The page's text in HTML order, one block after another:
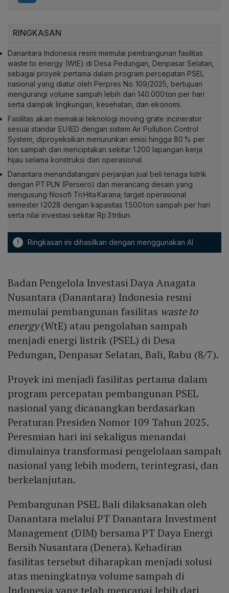
RINGKASAN
Danantara Indonesia resmi memulai pembangunan fasilitas
waste to energy (WtE) di Desa Pedungan, Denpasar Selatan,
sebagai proyek pertama dalam program percepatan PSEL
nasional yang diatur oleh Perpres No. 109/2025, bertujuan
mengurangi volume sampah lebih dari 140.000 ton per hari
serta dampak lingkungan, kesehatan, dan ekonomi.
Fasilitas akan memakai teknologi moving grate incinerator
sesuai standar EU IED dengan sistem Air Pollution Control
System, diproyeksikan menurunkan emisi hingga 80 % per
ton sampah dan menciptakan sekitar 1.200 lapangan kerja
hijau selama konstruksi dan operasional.
Danantara menandatangani perjanjian jual beli tenaga listrik
dengan PT PLN (Persero) dan merancang desain yang
mengusung filosofi Tri Hita Karana; target operasional
semester I 2028 dengan kapasitas 1.500 ton sampah per hari
serta nilai investasi sekitar Rp 3 triliun.
! Ringkasan ini dihasilkan dengan menggunakan AI
Badan Pengelola Investasi Daya Anagata
Nusantara (Danantara) Indonesia resmi
memulai pembangunan fasilitas waste to
energy(WtE) atau pengolahan sampah
menjadi energi listrik (PSEL) di Desa
Pedungan, Denpasar Selatan, Bali, Rabu (8/7).
Proyek ini menjadi fasilitas pertama dalam
program percepatan pembangunan PSEL
nasional yang dicanangkan berdasarkan
Peraturan Presiden Nomor 109 Tahun 2025.
Peresmian hari ini sekaligus menandai
dimulainya transformasi pengelolaan sampah
nasional yang lebih modern, terintegrasi, dan
berkelanjutan.
Pembangunan PSEL Bali dilaksanakan oleh
Danantara melalui PT Danantara Investment
Management (DIM) bersama PT Daya Energi
Bersih Nusantara (Denera). Kehadiran
fasilitas tersebut diharapkan menjadi solusi
atas meningkatnya volume sampah di